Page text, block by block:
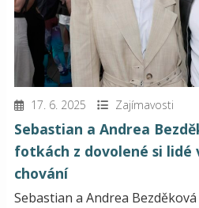
17. 6. 2025 Zajímavosti
Sebastian a Andrea
fotkách z dovolené si lidé
chování
Sebastian a Andrea